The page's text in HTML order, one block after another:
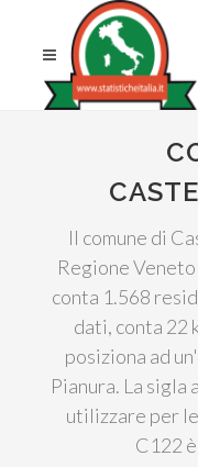
Il comune di
Regione
conta 1.568
dati, conta 22
posiziona ad
Pianura. La sigla
utilizzare per
C122